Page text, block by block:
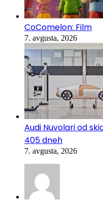
CoComelon: Film
7. avgusta, 2026
Audi Nuvolari od
405 dneh
7. avgusta, 2026